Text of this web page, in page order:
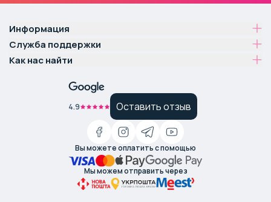
Информация
Служба поддержки
Как нас найти
4.9 Оставить отзыв
Вы можете оплатить с помощью
Мы можем отправить через